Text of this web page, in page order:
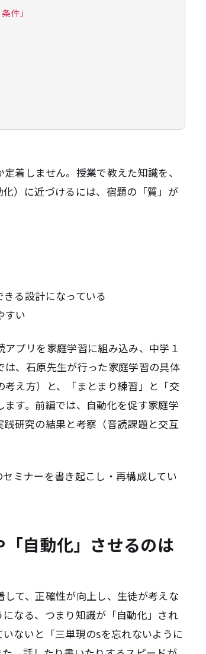
件」
着しません。授業で教えた知識を、
）に近づけるには、宿題の「質」が
る設計になっている
すい
プリを家庭学習に組み込み、中学１
、石原先生が行った家庭学習の具体
え方）と、「まとまり練習」と「交
す。 前編では、自動化を促す家庭学
践研究の結果と考察（音読課題と交互
ミナーを書き起こし・再構成してい
自動化」させるのは
して、正確性が向上し、生徒が考えな
なる、つまり知識が「自動化」され
ないと「三単現のsを忘れないように